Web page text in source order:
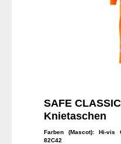
SAFE
Knietaschen
Farben (Mascot): Hi-vis
82C42